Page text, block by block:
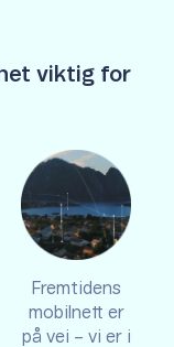
viktig for
Fremtidens
mobilnett er
på vei – vi er i